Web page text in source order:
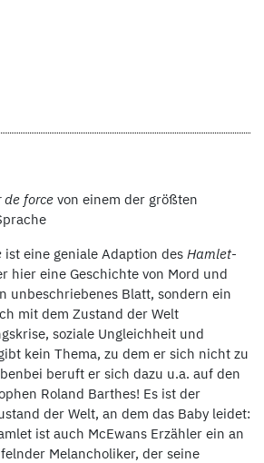
de force von einem der größten
ist eine geniale Adaption des Hamlet-
hier eine Geschichte von Mord und
unbeschriebenes Blatt, sondern ein
mit dem Zustand der Welt
soziale Ungleichheit und
kein Thema, zu dem er sich nicht zu
beruft er sich dazu u.a. auf den
Roland Barthes! Es ist der
der Welt, an dem das Baby leidet:
ist auch McEwans Erzähler ein an
Melancholiker, der seine